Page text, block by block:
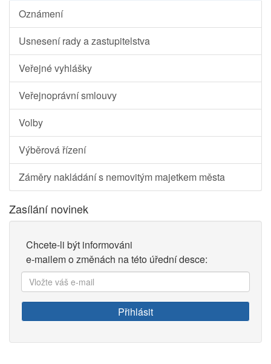
Oznámení
Usnesení rady a zastupitelstva
Veřejné vyhlášky
Veřejnoprávní smlouvy
Volby
Výběrová řízení
Záměry nakládání s nemovitým majetkem města
Zasílání novinek
Chcete-li být informováni
e-mailem o změnách na této úřední desce:
Vložte
váš
e-
mail:
Přihlásit